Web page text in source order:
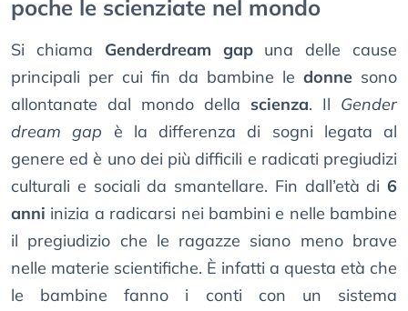
poche le scienziate nel mondo
Si chiama Genderdream gapuna delle cause
principali per cui fin da bambine le donne sono
allontanate dal mondo della scienza. Il Gender
dream gap è la differenza di sogni legata al
genere ed è uno dei più difficili e radicati pregiudizi
culturali e sociali da smantellare. Fin dall’età di 6
anni inizia a radicarsi nei bambini e nelle bambine
il pregiudizio che le ragazze siano meno brave
nelle materie scientifiche. È infatti a questa età che
le bambine fanno i conti con un sistema